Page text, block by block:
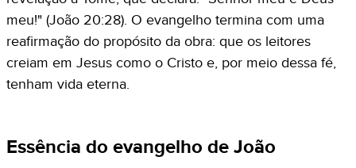
meu!" (João 20:28). O evangelho termina com uma
reafirmação do propósito da obra: que os leitores
creiam em Jesus como o Cristo e, por meio dessa fé,
tenham vida eterna.
Essência do evangelho de João